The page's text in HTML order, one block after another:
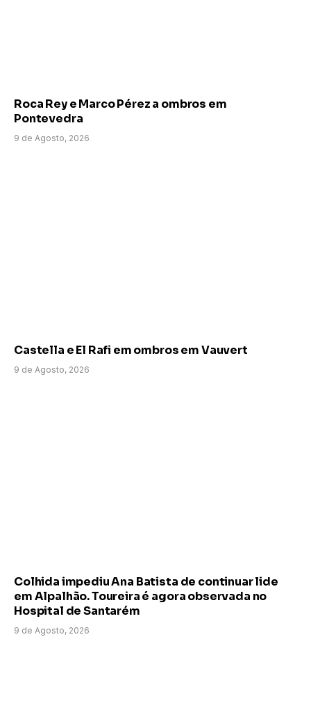
Roca Rey e Marco Pérez a ombros em
Pontevedra
9 de Agosto, 2026
Castella e El Rafi em ombros em Vauvert
9 de Agosto, 2026
Colhida impediu Ana Batista de continuar lide
em Alpalhão. Toureira é agora observada no
Hospital de Santarém
9 de Agosto, 2026